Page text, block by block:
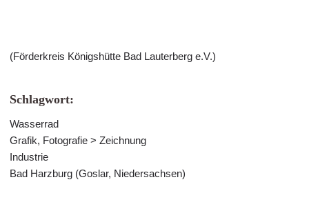
(Förderkreis Königshütte Bad Lauterberg e.V.)
Schlagwort:
Wasserrad
Grafik, Fotografie > Zeichnung
Industrie
Bad Harzburg (Goslar, Niedersachsen)